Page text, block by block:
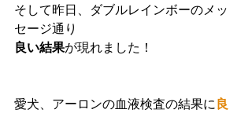
そして昨日、ダブルレインボーのメッ
セージ通り
良い結果が現れました！
愛犬、アーロンの血液検査の結果に良